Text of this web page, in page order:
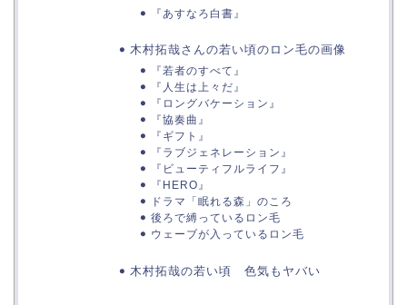
『あすなろ白書』
木村拓哉さんの若い頃のロン毛の画像
『若者のすべて』
『人生は上々だ』
『ロングバケーション』
『協奏曲』
『ギフト』
『ラブジェネレーション』
『ビューティフルライフ』
『HERO』
ドラマ「眠れる森」のころ
後ろで縛っているロン毛
ウェーブが入っているロン毛
木村拓哉の若い頃 色気もヤバい